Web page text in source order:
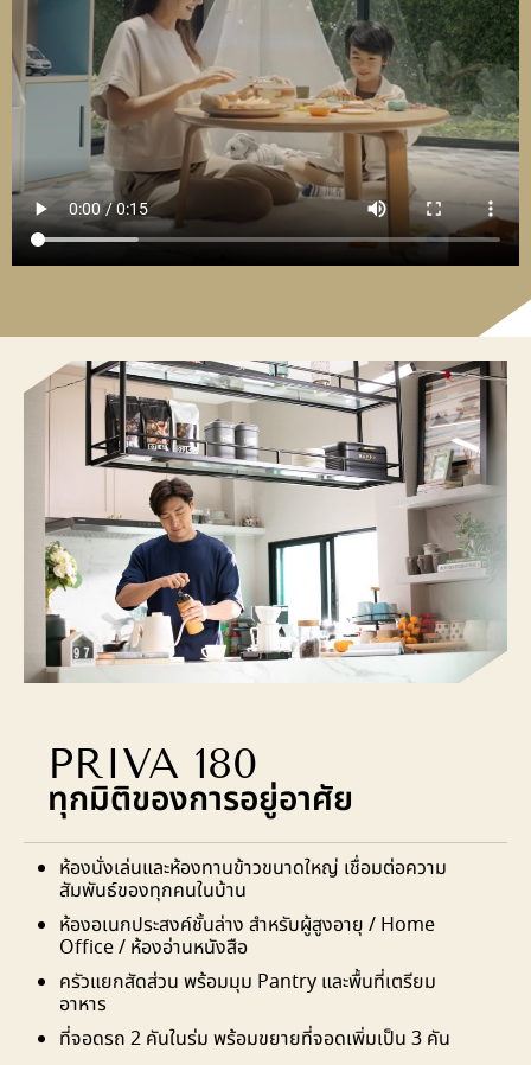
PRIVA 180
ทุกมิติของการอยู่อาศัย
ห้องนั่งเล่นและห้องทานข้าวขนาดใหญ่ เชื่อมต่อความ
สัมพันธ์ของทุกคนในบ้าน
ห้องอเนกประสงค์ชั้นล่าง สำหรับผู้สูงอายุ / Home
Office / ห้องอ่านหนังสือ
ครัวแยกสัดส่วน พร้อมมุม Pantry และพื้นที่เตรียม
อาหาร
ที่จอดรถ 2 คันในร่ม พร้อมขยายที่จอดเพิ่มเป็น 3 คัน